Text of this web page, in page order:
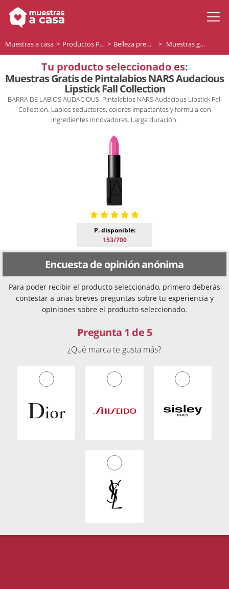
Muestras a casa Productos Premium Belleza premium Muestras gratis de Pintalabios NARS Audacious Lipstick Fall Collection
Tu producto seleccionado es:
Muestras Gratis de Pintalabios NARS Audacious
Lipstick Fall Collection
BARRA DE LABIOS AUDACIOUS. Pintalabios NARS Audacious Lipstick Fall
Collection. Labios seductores, colores impactantes y formula con
ingredientes innovadores. Larga duración.
P. disponible:
153/700
Encuesta de opinión anónima
Para poder recibir el producto seleccionado, primero deberás
contestar a unas breves preguntas sobre tu experiencia y
opiniones sobre el producto seleccionado.
Pregunta 1 de 5
¿Qué marca te gusta más?